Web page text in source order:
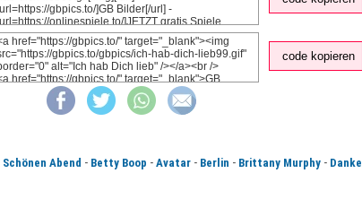
code kopieren
Schönen Abend - Betty Boop - Avatar - Berlin - Brittany Murphy - Danke